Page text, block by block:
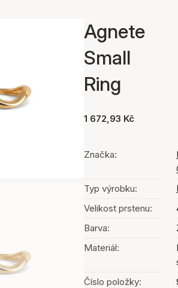
Agnete
Small
Ring
1 672,93 Kč
Značka:
Typ výrobku:
Velikost prstenu:
Barva:
Materiál:
Číslo položky: